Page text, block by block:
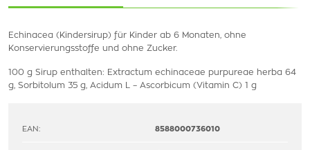
Echinacea (Kindersirup) für Kinder ab 6 Monaten, ohne
Konservierungsstoffe und ohne Zucker.
100 g Sirup enthalten: Extractum echinaceae purpureae herba 64
g, Sorbitolum 35 g, Acidum L – Ascorbicum (Vitamin C) 1 g
EAN: 8588000736010